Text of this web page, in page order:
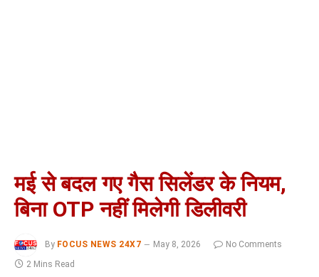
मई से बदल गए गैस सिलेंडर के नियम,
बिना OTP नहीं मिलेगी डिलीवरी
By FOCUS NEWS 24X7 May 8, 2026
No Comments
2 Mins Read